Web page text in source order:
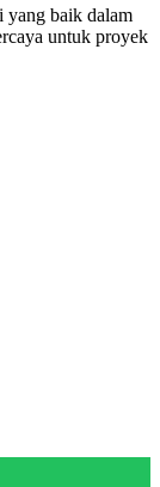
yang baik dalam
untuk proyek